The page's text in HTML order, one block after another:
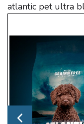
atlantic pet ultra